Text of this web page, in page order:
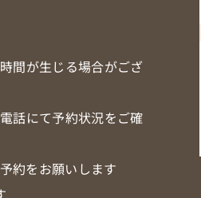
間が生じる場合がござ
話にて予約状況をご確
約をお願いします